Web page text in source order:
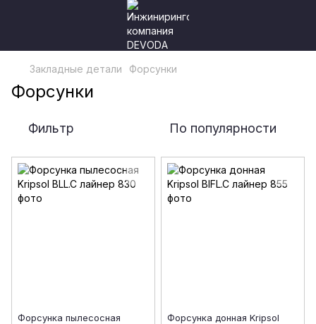
Закладные детали Форсунки
Форсунки
Фильтр По популярности
Форсунка пылесосная
Форсунка донная Kripsol